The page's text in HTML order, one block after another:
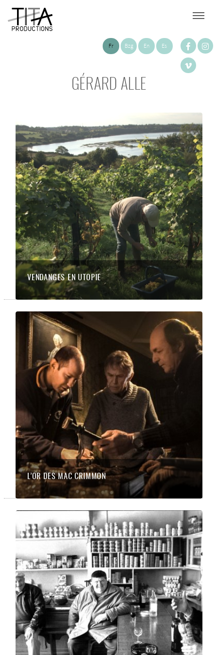
Fr Bzg En Es
GÉRARD ALLE
VENDANGES EN UTOPIE
L’OR DES MAC CRIMMON